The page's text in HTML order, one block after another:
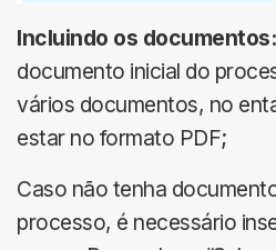
Incluindo os documentos:
documento inicial do
vários documentos, no
estar no formato PDF;
Caso não tenha
processo, é necessário